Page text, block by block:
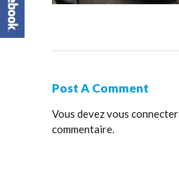
Post A Comment
Vous devezvous connecter
commentaire.